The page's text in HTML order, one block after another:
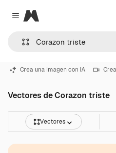
Close menu
Magnific
Crea una imagen con IA
Vectores de Corazon triste
Vectores